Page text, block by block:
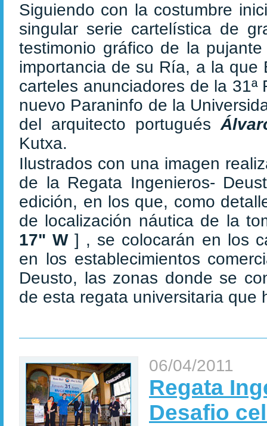
Siguiendo con la costumbre
singular serie cartelística de
testimonio gráfico de la
importancia de su Ría, a la que
carteles anunciadores de la
nuevo Paraninfo de la
del arquitecto portugués
Kutxa.
Ilustrados con una imagen
de la Regata Ingenieros-
edición, en los que, como
de localización náutica de la
17" W] , se colocarán en los
en los establecimientos
Deusto, las zonas donde se
de esta regata universitaria que
06/04/2011
Regata
Desafio